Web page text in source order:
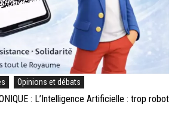
Opinions et débats
: L’Intelligence Artificielle : trop robot